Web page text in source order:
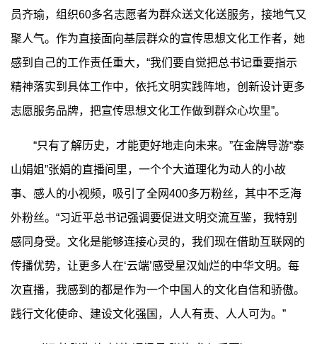
员齐瑜，组织60多名志愿者为群众送文化送服务，接地气又
聚人气。作为直接面向基层群众的宣传思想文化工作者，她
感到自己的工作责任重大，“我们要自觉把总书记重要指示
精神落实到具体工作中，依托文明实践阵地，创新设计更多
志愿服务品牌，把宣传思想文化工作做到群众心坎里”。
“只有了解历史，才能更好地走向未来。”在金牌导游“泰
山娟姐”张娟的直播间里，一个个大道理化为动人的小故
事、感人的小视频，吸引了全网400多万粉丝，其中不乏海
外粉丝。“习近平总书记强调要促进文明交流互鉴，我特别
感同身受。文化是能够连接心灵的，我们现在借助互联网的
传播优势，让更多人在‘云端’感受星汉灿烂的中华文明。每
次直播，我感到的都是作为一个中国人的文化自信和骄傲。
践行文化使命、建设文化强国，人人有责、人人可为。”